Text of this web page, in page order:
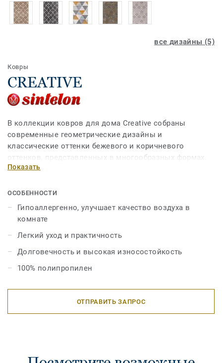
все дизайны (5)
Ковры
CREATIVE
В коллекции ковров для дома Creative собраны
современные геометрические дизайны и
классические оттенки бежевого и коричневого
оттенков, представленных в многообразных формах.
Ковры выполнены из исключительно мягкого и при
touch. Плотный ворс и привлекательные дизайны не
оставят равнодушными поклонников современного и
классического стиля.
Показать
ОСОБЕННОСТИ
Гипоаллергенно, улучшает качество воздуха в
комнате
Легкий уход и практичность
Долговечность и высокая износостойкость
100% полипропилен
ОТПРАВИТЬ ЗАПРОС